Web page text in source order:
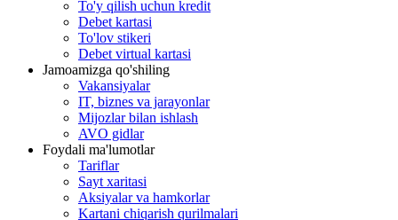
To'y qilish uchun kredit
Debet kartasi
To'lov stikeri
Debet virtual kartasi
Jamoamizga qo'shiling
Vakansiyalar
IT, biznes va jarayonlar
Mijozlar bilan ishlash
AVO gidlar
Foydali ma'lumotlar
Tariflar
Sayt xaritasi
Aksiyalar va hamkorlar
Kartani chiqarish qurilmalari